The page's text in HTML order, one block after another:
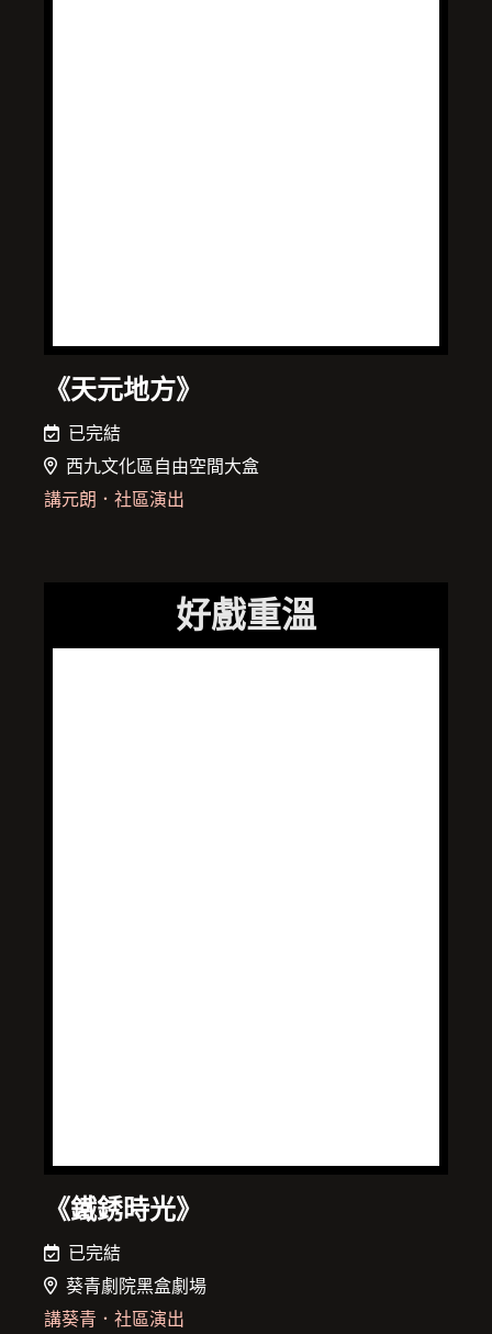
《天元地方》
已完結
西九文化區自由空間大盒
講元朗 ． 社區演出
好戲重溫
《鐵銹時光》
已完結
葵青劇院黑盒劇場
講葵青 ． 社區演出